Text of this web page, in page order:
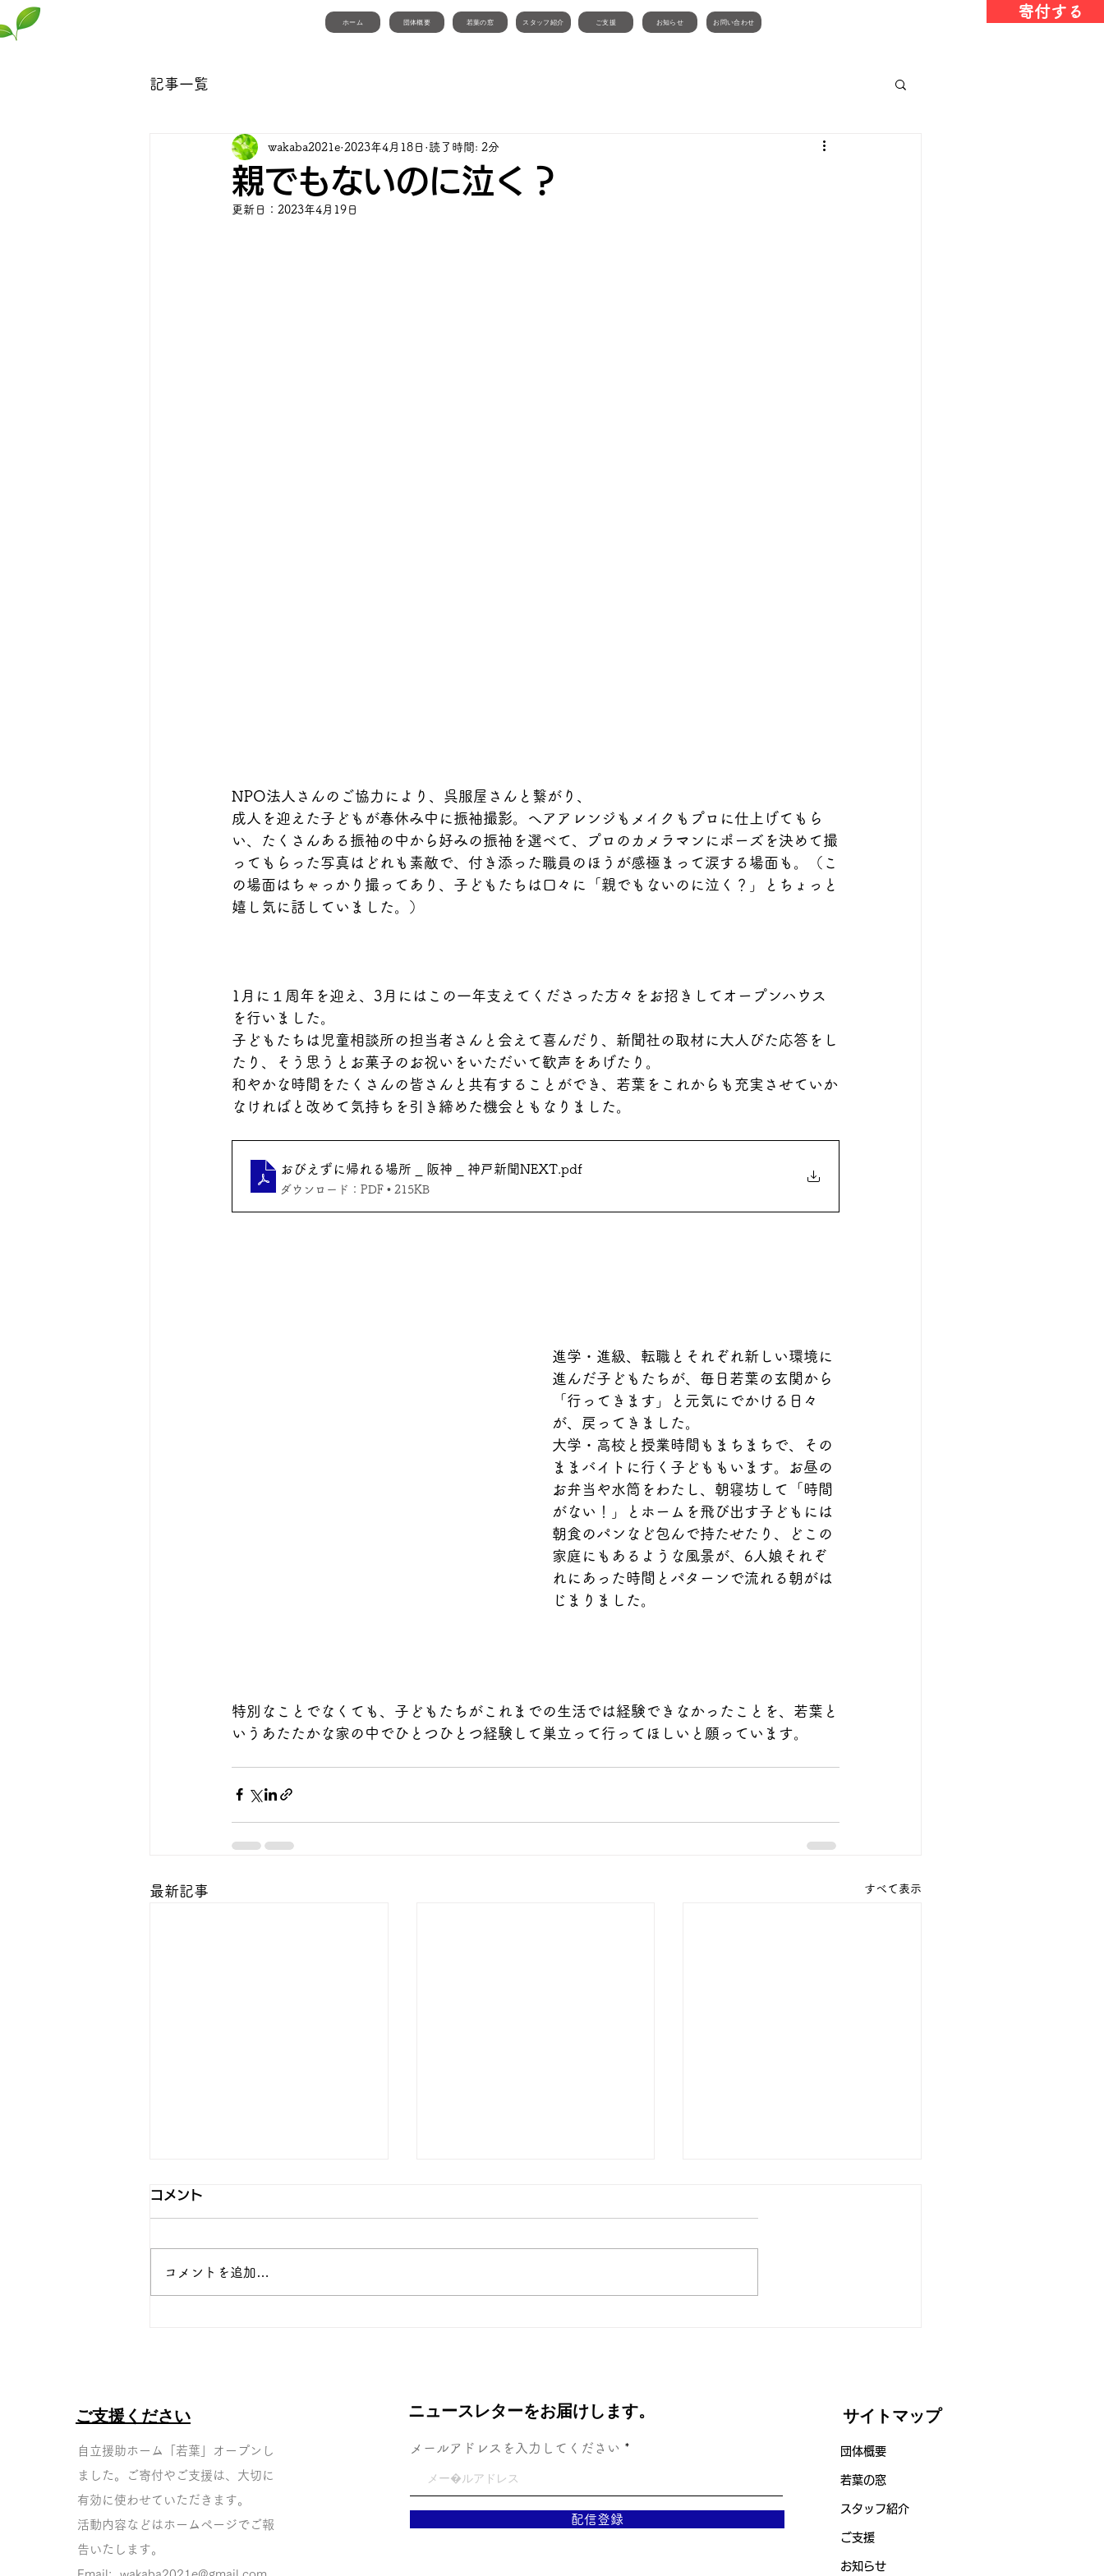
寄付する
ホーム 団体概要 若葉の窓 スタッフ紹介 ご支援 お知らせ お問い合わせ
記事一覧
親でもないのに泣く？
wakaba2021e 2023年4月18日 読了時間: 2分
更新日： 2023年4月19日
NPO法人さんのご協力により、呉服屋さんと繋がり、
成人を迎えた子どもが春休み中に振袖撮影。へアアレンジもメイクもプロに仕上げてもら
い、たくさんある振袖の中から好みの振袖を選べて、プロのカメラマンにポーズを決めて撮
ってもらった写真はどれも素敵で、付き添った職員のほうが感極まって涙する場面も。（こ
の場面はちゃっかり撮ってあり、子どもたちは口々に「親でもないのに泣く？」とちょっと
嬉し気に話していました。）
1月に１周年を迎え、3月にはこの一年支えてくださった方々をお招きしてオープンハウス
を行いました。
子どもたちは児童相談所の担当者さんと会えて喜んだり、新聞社の取材に大人びた応答をし
たり、そう思うとお菓子のお祝いをいただいて歓声をあげたり。
和やかな時間をたくさんの皆さんと共有することができ、若葉をこれからも充実させていか
なければと改めて気持ちを引き締めた機会ともなりました。
おびえずに帰れる場所 _ 阪神 _ 神戸新聞NEXT .pdf
ダウンロード：PDF • 215KB
進学・進級、転職とそれぞれ新しい環境に
進んだ子どもたちが、毎日若葉の玄関から
「行ってきます」と元気にでかける日々
が、戻ってきました。
大学・高校と授業時間もまちまちで、その
ままバイトに行く子どももいます。お昼の
お弁当や水筒をわたし、朝寝坊して「時間
がない！」とホームを飛び出す子どもには
朝食のパンなど包んで持たせたり、どこの
家庭にもあるような風景が、6人娘それぞ
れにあった時間とパターンで流れる朝がは
じまりました。
特別なことでなくても、子どもたちがこれまでの生活では経験できなかったことを、若葉と
いうあたたかな家の中でひとつひとつ経験して巣立って行ってほしいと願っています。
最新記事 すべて表示
コメント
コメントを追加…
ご支援ください
自立援助ホーム「若葉」オープンし
ました。ご寄付やご支援は、大切に
有効に使わせていただきます。
活動内容などはホームページでご報
告いたしま す。
ニュースレターをお届けします。
メールアドレスを入力してください
配信登録
サイトマップ
団体概要
若葉の窓
スタッフ紹介
ご支援
お知らせ